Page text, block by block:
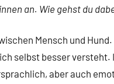
an. Wie gehst du
Mensch und
selbst besser versteht.
aber auch